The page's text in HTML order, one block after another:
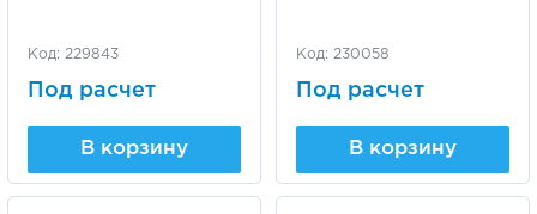
Код: 229843
Под расчет
В корзину
Код: 230058
Под расчет
В корзину